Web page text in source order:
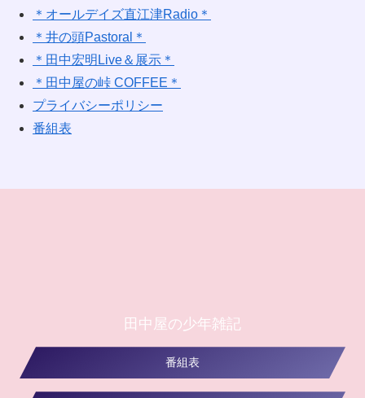
＊オールデイズ直江津Radio＊
＊井の頭Pastoral＊
＊田中宏明Live＆展示＊
＊田中屋の峠 COFFEE＊
プライバシーポリシー
番組表
田中屋の少年雑記
番組表